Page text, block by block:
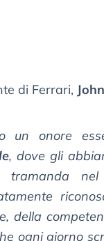
di Ferrari,
un onore
, dove gli
tramanda
della
ogni giorno